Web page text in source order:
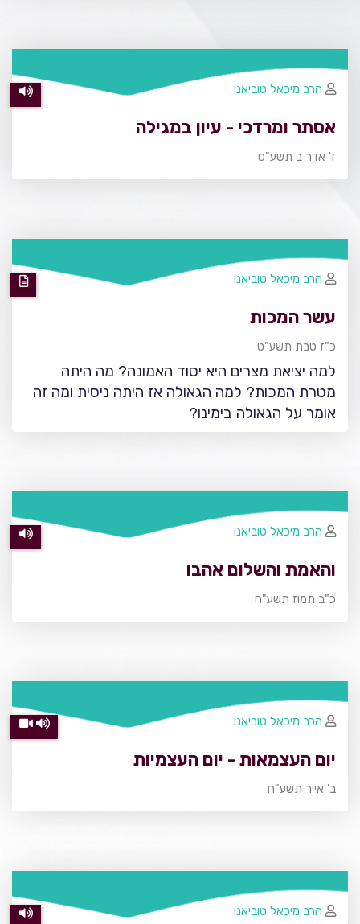
אסתר ומרדכי - עיון במגילה
ז' אדר ב תשע"ט
הרב מיכאל טוביאנו
עשר המכות
כ"ז טבת תשע"ט
למה יציאת מצרים היא יסוד האמונה? מה היתה
מטרת המכות? למה הגאולה אז היתה ניסית ומה זה
אומר על הגאולה בימינו?
הרב מיכאל טוביאנו
והאמת והשלום אהבו
כ"ב תמוז תשע"ח
הרב מיכאל טוביאנו
יום העצמאות - יום העצמיות
ב' אייר תשע"ח
הרב מיכאל טוביאנו
הרב מיכאל טוביאנו